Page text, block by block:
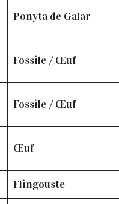
Ponyta de Galar
Fossile / Œuf
Fossile / Œuf
Œuf
Flingouste